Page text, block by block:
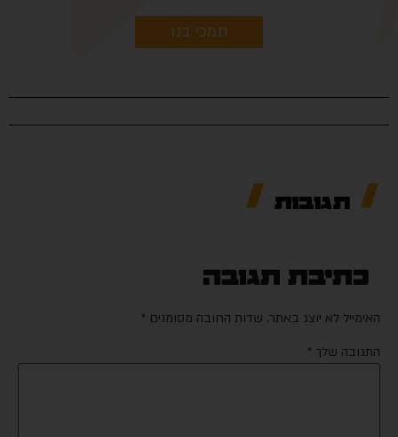
תמכי בנו
תגובות
כתיבת תגובה
האימייל לא יוצג באתר. שדות החובה מסומנים*
התגובה שלך*